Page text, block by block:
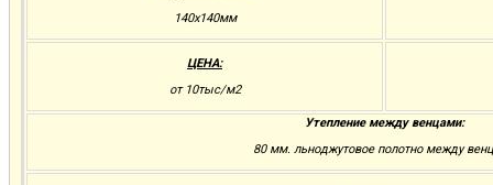
140х140мм
ЦЕНА:
от 10тыс/м2
Утепление между венцами:
80 мм. льноджутовое полотно между